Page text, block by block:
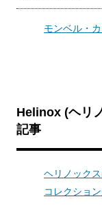
モンベル・
Helinox (ヘリ
記事
ヘリノック
コレクショ